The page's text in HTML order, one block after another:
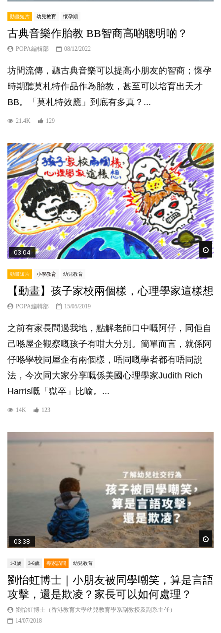
動畫短片 幼兒教育 懷孕期
古典音樂作胎教 BB智商高啲聰明啲？
POPA編輯部 08/12/2022
坊間流傳，聽古典音樂可以提高小朋友的智商；懷孕
時期聽莫札特作品作為胎教，甚至可以培育出天才
BB。「莫札特效應」到底有多真？...
21.4K 129
03:04
動畫短片 小學教育 幼兒教育
【動畫】孩子家校兩個樣，心理學家這樣想
POPA編輯部 15/05/2019
之前有家長問過我地，點解老師口中嘅阿仔，同佢自
己喺屋企觀察嘅孩子有咁大分別。簡單而言，就係阿
仔喺學校同屋企有兩個樣，唔同嘅學者都有唔同說
法，今次同大家分享嘅係美國心理學家Judith Rich
Harris嘅「獄卒」比喻。...
14K 123
03:38
1-3歲 3-6歲 專家訪問 幼兒教育
劉怡虹博士｜小朋友被同學嘲笑，算是言語
攻擊，還是欺凌？家長可以如何處理？
劉怡虹博士（香港教育大學幼兒教育學系副教授及副系主任）
14/07/2018